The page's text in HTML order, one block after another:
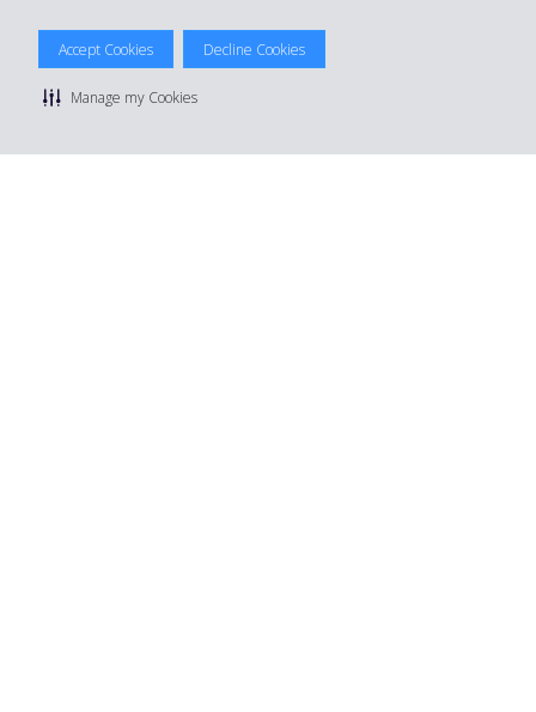
Accept Cookies Decline Cookies
Manage my Cookies
© 2026 The Hertz System, Inc.
Politique de confidentialité
Conditions de location |